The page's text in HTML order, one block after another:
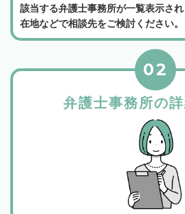
該当する弁護士事務所が一覧表示さ
在地などで相談先をご検討ください。
弁護士事務所の
02